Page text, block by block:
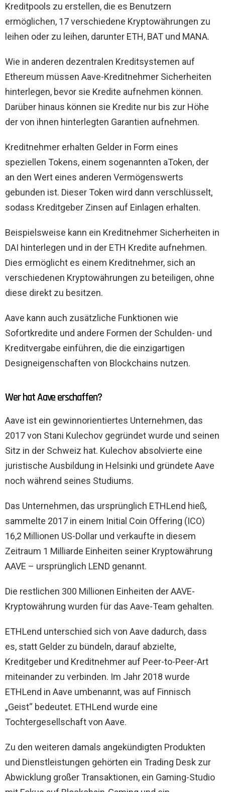
Kreditpools zu erstellen, die es Benutzern
ermöglichen, 17 verschiedene Kryptowährungen zu
leihen oder zu leihen, darunter ETH, BAT und MANA.
Wie in anderen dezentralen Kreditsystemen auf
Ethereum müssen Aave-Kreditnehmer Sicherheiten
hinterlegen, bevor sie Kredite aufnehmen können.
Darüber hinaus können sie Kredite nur bis zur Höhe
der von ihnen hinterlegten Garantien aufnehmen.
Kreditnehmer erhalten Gelder in Form eines
speziellen Tokens, einem sogenannten aToken, der
an den Wert eines anderen Vermögenswerts
gebunden ist. Dieser Token wird dann verschlüsselt,
sodass Kreditgeber Zinsen auf Einlagen erhalten.
Beispielsweise kann ein Kreditnehmer Sicherheiten in
DAI hinterlegen und in der ETH Kredite aufnehmen.
Dies ermöglicht es einem Kreditnehmer, sich an
verschiedenen Kryptowährungen zu beteiligen, ohne
diese direkt zu besitzen.
Aave kann auch zusätzliche Funktionen wie
Sofortkredite und andere Formen der Schulden- und
Kreditvergabe einführen, die die einzigartigen
Designeigenschaften von Blockchains nutzen.
Wer hat Aave erschaffen?
Aave ist ein gewinnorientiertes Unternehmen, das
2017 von Stani Kulechov gegründet wurde und seinen
Sitz in der Schweiz hat. Kulechov absolvierte eine
juristische Ausbildung in Helsinki und gründete Aave
noch während seines Studiums.
Das Unternehmen, das ursprünglich ETHLend hieß,
sammelte 2017 in einem Initial Coin Offering (ICO)
16,2 Millionen US-Dollar und verkaufte in diesem
Zeitraum 1 Milliarde Einheiten seiner Kryptowährung
AAVE – ursprünglich LEND genannt.
Die restlichen 300 Millionen Einheiten der AAVE-
Kryptowährung wurden für das Aave-Team gehalten.
ETHLend unterschied sich von Aave dadurch, dass
es, statt Gelder zu bündeln, darauf abzielte,
Kreditgeber und Kreditnehmer auf Peer-to-Peer-Art
miteinander zu verbinden. Im Jahr 2018 wurde
ETHLend in Aave umbenannt, was auf Finnisch
„Geist“ bedeutet. ETHLend wurde eine
Tochtergesellschaft von Aave.
Zu den weiteren damals angekündigten Produkten
und Dienstleistungen gehörten ein Trading Desk zur
Abwicklung großer Transaktionen, ein Gaming-Studio